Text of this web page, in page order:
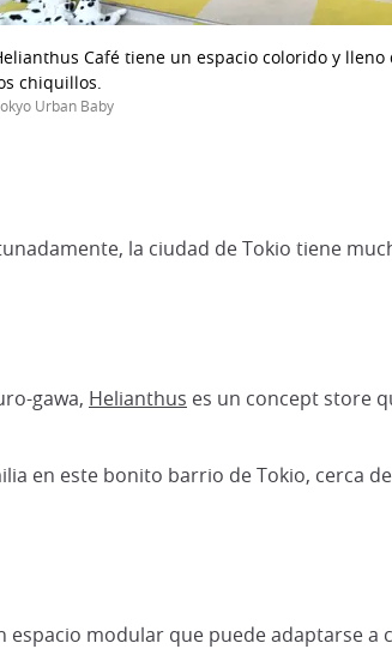
Café tiene un espacio colorido y lleno
chiquillos.
Urban Baby
la ciudad de Tokio tiene
gawa, Helianthus es un concept store
en este bonito barrio de Tokio, cerca de
modular que puede adaptarse